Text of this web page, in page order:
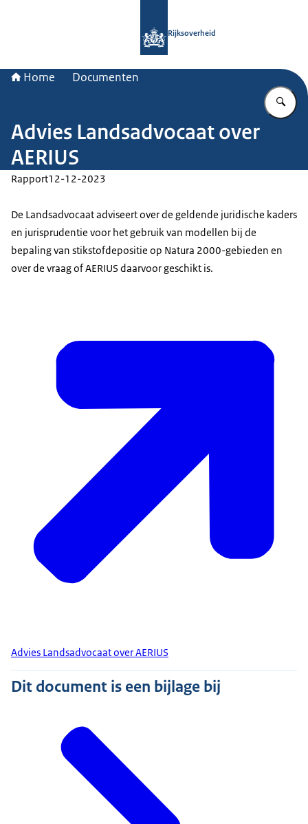
Rijksoverheid
Home Documenten
Advies Landsadvocaat over
AERIUS
Rapport12-12-2023
De Landsadvocaat adviseert over de geldende juridische kaders
en jurisprudentie voor het gebruik van modellen bij de
bepaling van stikstofdepositie op Natura 2000-gebieden en
over de vraag of AERIUS daarvoor geschikt is.
Advies Landsadvocaat over AERIUS
Dit document is een bijlage bij